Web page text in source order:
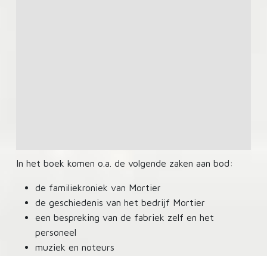
In het boek komen o.a. de volgende zaken aan bod:
de familiekroniek van Mortier
de geschiedenis van het bedrijf Mortier
een bespreking van de fabriek zelf en het
personeel
muziek en noteurs